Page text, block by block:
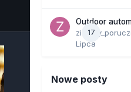
17
Outdoor
Lipca
Nowe posty